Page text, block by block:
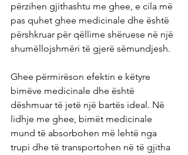
përzihen gjithashtu me ghee, e cila më
pas quhet ghee medicinale dhe është
përshkruar për qëllime shëruese në një
shumëllojshmëri të gjerë sëmundjesh.
Ghee përmirëson efektin e këtyre
bimëve medicinale dhe është
dëshmuar të jetë një bartës ideal. Në
lidhje me ghee, bimët medicinale
mund të absorbohen më lehtë nga
trupi dhe të transportohen në të gjitha